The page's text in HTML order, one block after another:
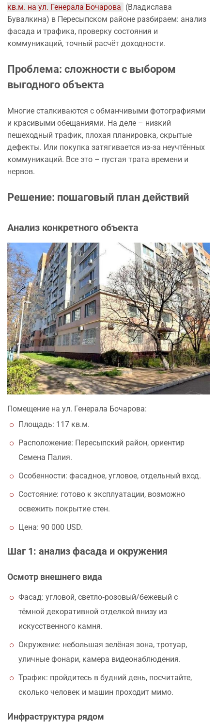
кв.м. на ул. Генерала Бочарова (Владислава
Бувалкина) в Пересыпском районе разбираем: анализ
фасада и трафика, проверку состояния и
коммуникаций, точный расчёт доходности.
Проблема: сложности с выбором
выгодного объекта
Многие сталкиваются с обманчивыми фотографиями
и красивыми обещаниями. На деле – низкий
пешеходный трафик, плохая планировка, скрытые
дефекты. Или покупка затягивается из‑за неучтённых
коммуникаций. Все это – пустая трата времени и
нервов.
Решение: пошаговый план действий
Анализ конкретного объекта
Помещение на ул. Генерала Бочарова:​
Площадь: 117 кв.м.
Расположение: Пересыпский район, ориентир
Семена Палия.
Особенности: фасадное, угловое, отдельный вход.
Состояние: готово к эксплуатации, возможно
освежить покрытие стен.
Цена: 90 000 USD.
Шаг 1: анализ фасада и окружения
Осмотр внешнего вида
Фасад: угловой, светло‑розовый/бежевый с
тёмной декоративной отделкой внизу из
искусственного камня.
Окружение: небольшая зелёная зона, тротуар,
уличные фонари, камера видеонаблюдения.
Трафик: пройдитесь в будний день, посчитайте,
сколько человек и машин проходит мимо.
Инфраструктура рядом